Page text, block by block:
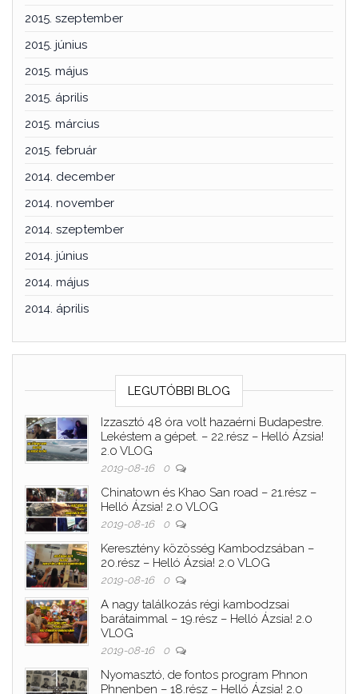
2015. szeptember
2015. június
2015. május
2015. április
2015. március
2015. február
2014. december
2014. november
2014. szeptember
2014. június
2014. május
2014. április
LEGUTÓBBI BLOG
Izzasztó 48 óra volt hazaérni Budapestre.
Lekéstem a gépet. – 22.rész – Helló Ázsia!
2.0 VLOG
2019-08-16 0
Chinatown és Khao San road – 21.rész –
Helló Ázsia! 2.0 VLOG
2019-08-16 0
Keresztény közösség Kambodzsában –
20.rész – Helló Ázsia! 2.0 VLOG
2019-08-16 0
A nagy találkozás régi kambodzsai
barátaimmal – 19.rész – Helló Ázsia! 2.0
VLOG
2019-08-16 0
Nyomasztó, de fontos program Phnon
Phnenben – 18.rész – Helló Ázsia! 2.0